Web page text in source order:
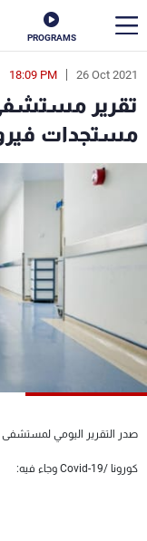
PROGRAMS
26 Oct 2021
18:09 PM
تقرير
مستجدات
صدر التقرير اليومي
كورونا /Covid-19 وجاء فيه:
en
الأخبار
سياسة
منوعات
كأس العالم
البرامج
جدول البرامج
شاهد البرامج